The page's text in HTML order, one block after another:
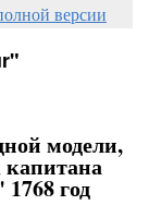
версии
модели,
капитана
год